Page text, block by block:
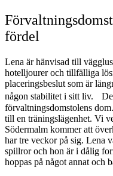
fördel
Lena är hänvisad till
hotelljourer och tillfälliga
placeringsbeslut som är
någon stabilitet i sitt liv.
förvaltningsdomstolens
till en träningslägenhet. Vi
Södermalm kommer att
har tre veckor på sig. Lena
spillror och hon är i dålig
hoppas på något annat och